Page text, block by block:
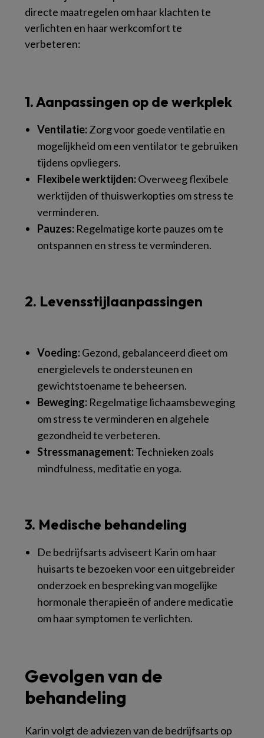
directe maatregelen om haar klachten te
verlichten en haar werkcomfort te
verbeteren:
1. Aanpassingen op de werkplek
Ventilatie:Zorg voor goede ventilatie en
mogelijkheid om een ventilator te gebruiken
tijdens opvliegers.
Flexibele werktijden:Overweeg flexibele
werktijden of thuiswerkopties om stress te
verminderen.
Pauzes: Regelmatige korte pauzes om te
ontspannen en stress te verminderen.
2. Levensstijlaanpassingen
Voeding:Gezond, gebalanceerd dieet om
energielevels te ondersteunen en
gewichtstoename te beheersen.
Beweging: Regelmatige lichaamsbeweging
om stress te verminderen en algehele
gezondheid te verbeteren.
Stressmanagement:Technieken zoals
mindfulness, meditatie en yoga.
3. Medische behandeling
De bedrijfsarts adviseert Karin om haar
huisarts te bezoeken voor een uitgebreider
onderzoek en bespreking van mogelijke
hormonale therapieën of andere medicatie
om haar symptomen te verlichten.
Gevolgen van de
behandeling
Karin volgt de adviezen van de bedrijfsarts op